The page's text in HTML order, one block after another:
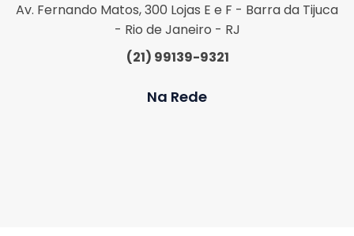
Av. Fernando Matos, 300 Lojas E e F - Barra da Tijuca
- Rio de Janeiro - RJ
(21) 99139-9321
Na Rede